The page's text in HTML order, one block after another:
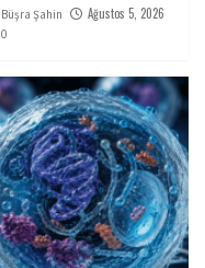
Büşra Şahin Ağustos 5, 2026
0